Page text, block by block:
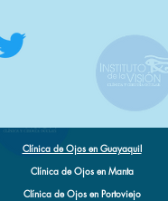
Clínica de Ojos en Guayaquil
Clínica de Ojos en Manta
Clínica de Ojos en Portoviejo